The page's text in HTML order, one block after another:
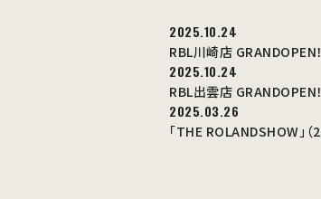
2025.10.24
RBL川崎店 GRANDOPEN！
2025.10.24
RBL出雲店 GRANDOPEN！
2025.03.26
「THE ROLANDSHOW」